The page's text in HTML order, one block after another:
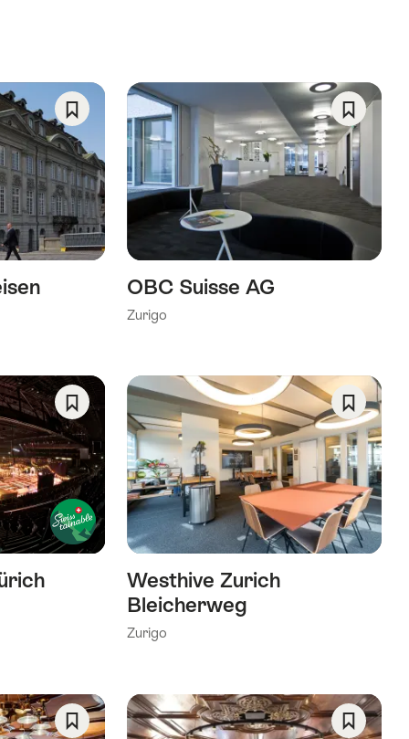
Salva
come
preferito:
Wishlist
OBC Suisse AG
Zurigo
Salva
come
Wishlist
Salva
come
preferito:
Wishlist
Westhive Zurich
Bleicherweg
Zurigo
Salva
come
Wishlist